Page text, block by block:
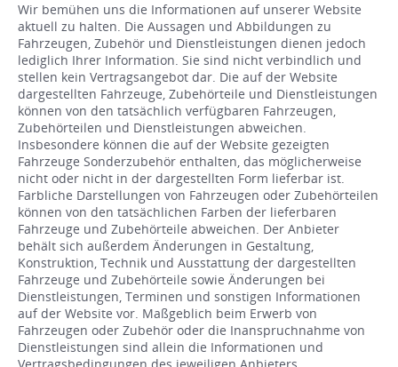
Wir bemühen uns die Informationen auf unserer Website
aktuell zu halten. Die Aussagen und Abbildungen zu
Fahrzeugen, Zubehör und Dienstleistungen dienen jedoch
lediglich Ihrer Information. Sie sind nicht verbindlich und
stellen kein Vertragsangebot dar. Die auf der Website
dargestellten Fahrzeuge, Zubehörteile und Dienstleistungen
können von den tatsächlich verfügbaren Fahrzeugen,
Zubehörteilen und Dienstleistungen abweichen.
Insbesondere können die auf der Website gezeigten
Fahrzeuge Sonderzubehör enthalten, das möglicherweise
nicht oder nicht in der dargestellten Form lieferbar ist.
Farbliche Darstellungen von Fahrzeugen oder Zubehörteilen
können von den tatsächlichen Farben der lieferbaren
Fahrzeuge und Zubehörteile abweichen. Der Anbieter
behält sich außerdem Änderungen in Gestaltung,
Konstruktion, Technik und Ausstattung der dargestellten
Fahrzeuge und Zubehörteile sowie Änderungen bei
Dienstleistungen, Terminen und sonstigen Informationen
auf der Website vor. Maßgeblich beim Erwerb von
Fahrzeugen oder Zubehör oder die Inanspruchnahme von
Dienstleistungen sind allein die Informationen und